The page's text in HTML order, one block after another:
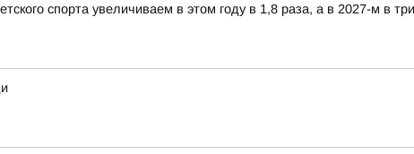
спорта увеличиваем в этом году в 1,8 раза, а в 2027-м в